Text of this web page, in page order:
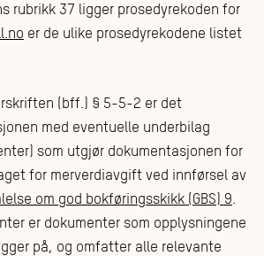
rubrikk 37 ligger prosedyrekoden for
er de ulike prosedyrekodene listet
(bff.) § 5-5-2 er det
med eventuelle underbilag
som utgjør dokumentasjonen for
for merverdiavgift ved innførsel av
om god bokføringsskikk (GBS) 9.
er dokumenter som opplysningene
på, og omfatter alle relevante